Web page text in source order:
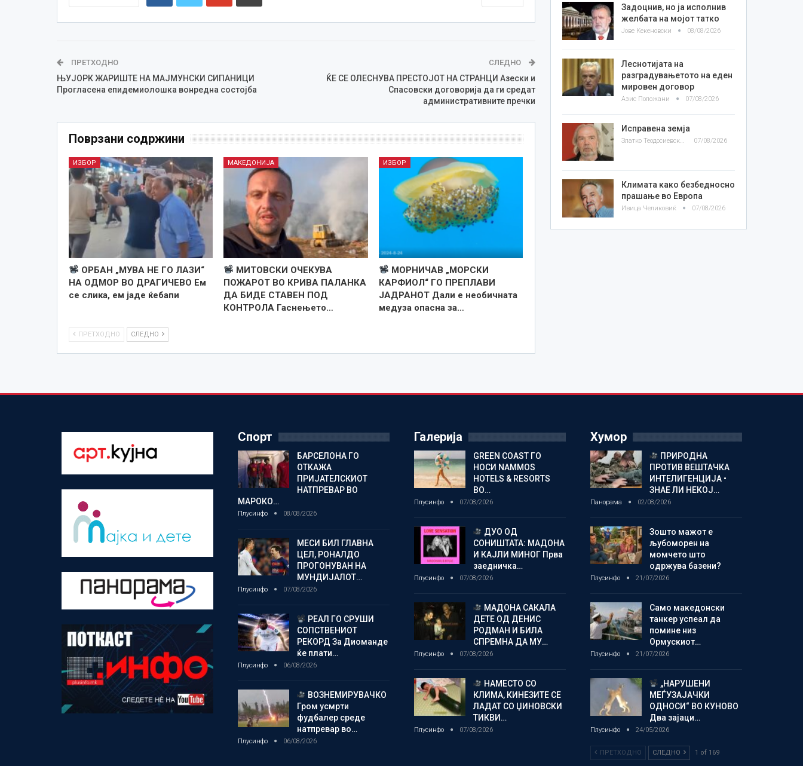
ПРЕТХОДНО
ЊУЈОРК ЖАРИШТЕ НА МАЈМУНСКИ СИПАНИЦИ
Прогласена епидемиолошка вонредна состојба
СЛЕДНО
ЌЕ СЕ ОЛЕСНУВА ПРЕСТОЈОТ НА СТРАНЦИ Азески и
Спасовски договорија да ги средат
административните пречки
Поврзани содржини
ИЗБОР
ОРБАН „МУВА НЕ ГО ЛАЗИ“
НА ОДМОР ВО ДРАГИЧЕВО Ем
се слика, ем јаде ќебапи
МАКЕДОНИЈА
МИТОВСКИ ОЧЕКУВА
ПОЖАРОТ ВО КРИВА ПАЛАНКА
ДА БИДЕ СТАВЕН ПОД
КОНТРОЛА Гаснењето…
ИЗБОР
МОРНИЧАВ „МОРСКИ
КАРФИОЛ“ ГО ПРЕПЛАВИ
ЈАДРАНОТ Дали е необичната
медуза опасна за…
ПРЕТХОДНО СЛЕДНО
Задоцнив, но ја исполнив
желбата на мојот татко
Јове Кекеновски 08/08/2026
Леснотијата на
разградувањетото на еден
мировен договор
Азис Положани 07/08/2026
Исправена земја
Златко Теодосиевски 07/08/2026
Климата како безбедносно
прашање во Европа
Ивица Челиковиќ 07/08/2026
Спорт
БАРСЕЛОНА ГО
ОТКАЖА
ПРИЈАТЕЛСКИОТ
НАТПРЕВАР ВО
МАРОКО…
Плусинфо 08/08/2026
МЕСИ БИЛ ГЛАВНА
ЦЕЛ, РОНАЛДО
ПРОГОНУВАН НА
МУНДИЈАЛОТ…
Плусинфо 07/08/2026
РЕАЛ ГО СРУШИ
СОПСТВЕНИОТ
РЕКОРД За Диоманде
ќе плати…
Плусинфо 06/08/2026
ВОЗНЕМИРУВАЧКО
Гром усмрти
фудбалер среде
натпревар во…
Плусинфо 06/08/2026
Галерија
GREEN COAST ГО
НОСИ NAMMOS
HOTELS & RESORTS
ВО…
Плусинфо 07/08/2026
ДУО ОД
СОНИШТАТА: МАДОНА
И КАЈЛИ МИНОГ Прва
заедничка…
Плусинфо 07/08/2026
МАДОНА САКАЛА
ДЕТЕ ОД ДЕНИС
РОДМАН И БИЛА
СПРЕМНА ДА МУ…
Плусинфо 07/08/2026
НАМЕСТО СО
КЛИМА, КИНЕЗИТЕ СЕ
ЛАДАТ СО ЏИНОВСКИ
ТИКВИ…
Плусинфо 07/08/2026
Хумор
ПРИРОДНА
ПРОТИВ ВЕШТАЧКА
ИНТЕЛИГЕНЦИЈА •
ЗНАЕ ЛИ НЕКОЈ…
Панорама 02/08/2026
Зошто мажот е
љубоморен на
момчето што
одржува базени?
Плусинфо 21/07/2026
Само македонски
танкер успеал да
помине низ
Ормускиот…
Плусинфо 21/07/2026
„НАРУШЕНИ
МЕЃУЗАЈАЧКИ
ОДНОСИ“ ВО КУНОВО
Два зајаци…
Плусинфо 24/05/2026
ПРЕТХОДНО СЛЕДНО 1 of 169